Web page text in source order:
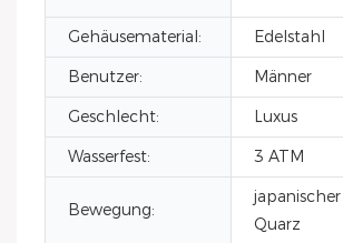
Gehäusematerial: Edelstahl
Benutzer:
Männer
Geschlecht:
Luxus
Wasserfest:
3 ATM
Bewegung:
japanischer
Quarz